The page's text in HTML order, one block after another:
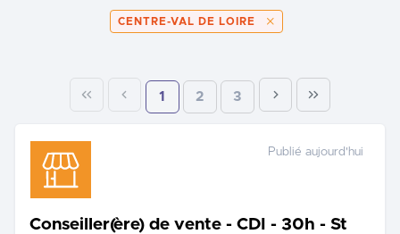
CENTRE-VAL DE LOIRE
1 2 3
Publié aujourd'hui
Conseiller(ère) de vente - CDI - 30h - St